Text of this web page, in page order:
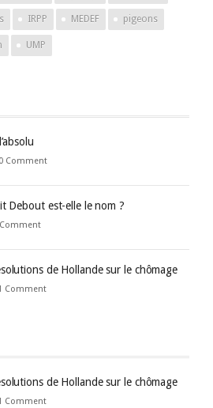
IRPP MEDEF pigeons
UMP
0 Comment
Debout est-elle le nom ?
de Hollande sur le chômage
Comment
de Hollande sur le chômage
Comment